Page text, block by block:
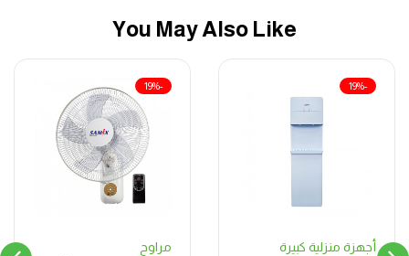
You May Also Like
أجهزة منزلية كبيرة
-19%
مراوح
-19%